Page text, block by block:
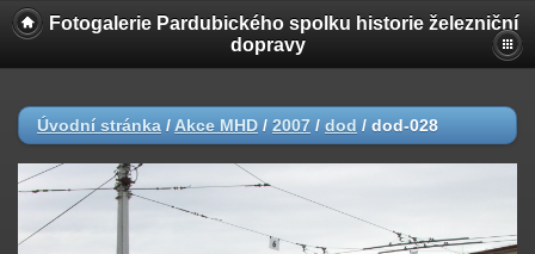
Fotogalerie Pardubického spolku historie železniční
dopravy
Úvodní stránka / Akce MHD / 2007 / dod / dod-028